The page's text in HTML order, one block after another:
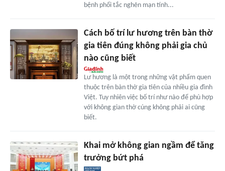
bệnh phổi tắc nghẽn mạn tính...
Cách bố trí lư hương trên bàn thờ
gia tiên đúng không phải gia chủ
nào cũng biết
Lư hương là một trong những vật phẩm quen
thuộc trên bàn thờ gia tiên của nhiều gia đình
Việt. Tuy nhiên việc bố trí như nào để phù hợp
với không gian thờ cúng không phải ai cũng
biết.
Khai mở không gian ngầm để tăng
trưởng bứt phá